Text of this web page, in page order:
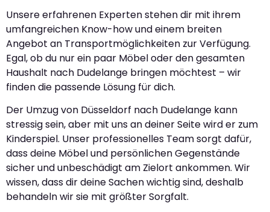
Unsere erfahrenen Experten stehen dir mit ihrem
umfangreichen Know-how und einem breiten
Angebot an Transportmöglichkeiten zur Verfügung.
Egal, ob du nur ein paar Möbel oder den gesamten
Haushalt nach Dudelange bringen möchtest – wir
finden die passende Lösung für dich.
Der Umzug von Düsseldorf nach Dudelange kann
stressig sein, aber mit uns an deiner Seite wird er zum
Kinderspiel. Unser professionelles Team sorgt dafür,
dass deine Möbel und persönlichen Gegenstände
sicher und unbeschädigt am Zielort ankommen. Wir
wissen, dass dir deine Sachen wichtig sind, deshalb
behandeln wir sie mit größter Sorgfalt.